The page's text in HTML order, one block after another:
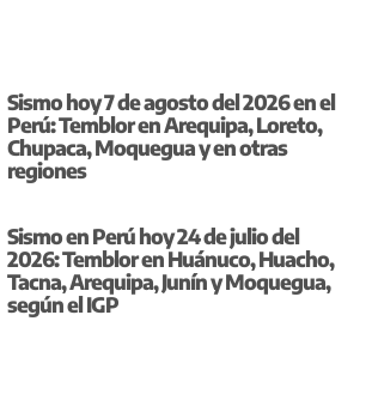
Sismo hoy 7 de agosto del 2026 en el
Perú: Temblor en Arequipa, Loreto,
Chupaca, Moquegua y en otras
regiones
Sismo en Perú hoy 24 de julio del
2026: Temblor en Huánuco, Huacho,
Tacna, Arequipa, Junín y Moquegua,
según el IGP